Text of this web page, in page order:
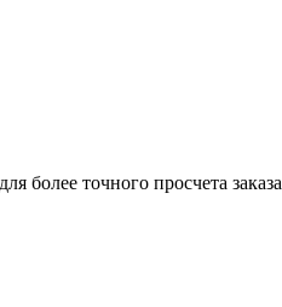
более точного просчета заказа